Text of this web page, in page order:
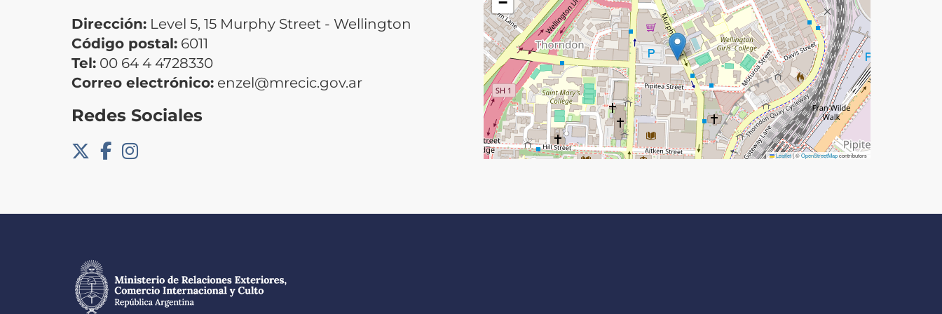
Dirección: Level 5, 15 Murphy Street - Wellington
Código postal: 6011
Tel: 00 64 4 4728330
Correo electrónico: enzel@mrecic.gov.ar
Redes Sociales
Leaflet|©OpenStreetMapcontributors